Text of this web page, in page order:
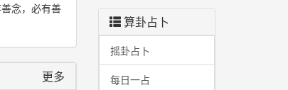
念，必有善
更多
算卦占卜
摇卦占卜
每日一占